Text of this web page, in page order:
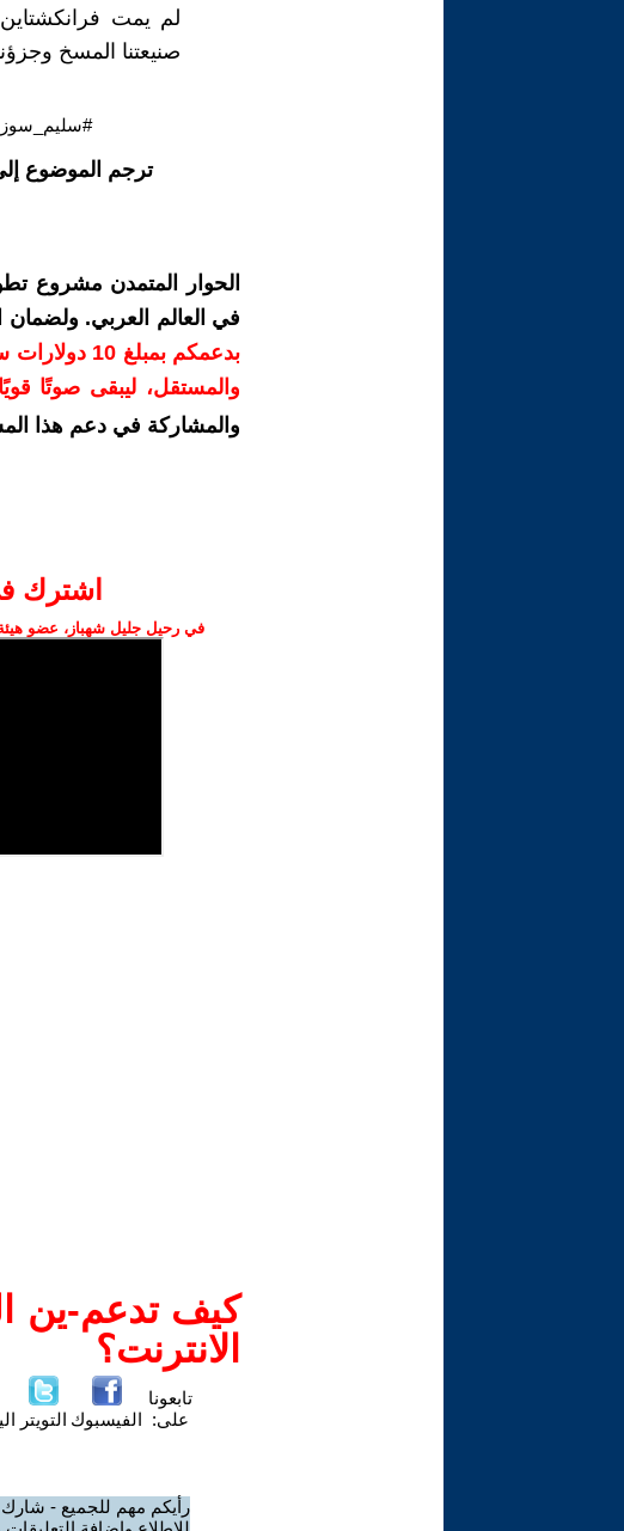
لم يمت فرانكشتاين
صنيعتنا المسخ
ترجم الموضوع
الحوار المتمدن مشروع
في العالم العربي.
بدعمكم
والمستقل، ليبقى صوتًا
والمشاركة في دعم هذا
اشترك
في رحيل جليل شهباز، عضو هيئة
كيف تدعم-ين
الانترنت؟
تابعونا
على: الفيسبوك التويتر
رأيكم مهم للجميع -